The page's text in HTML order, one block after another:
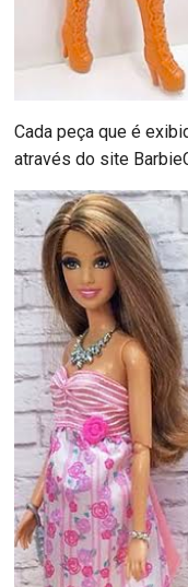
Cada peça que é
através do site